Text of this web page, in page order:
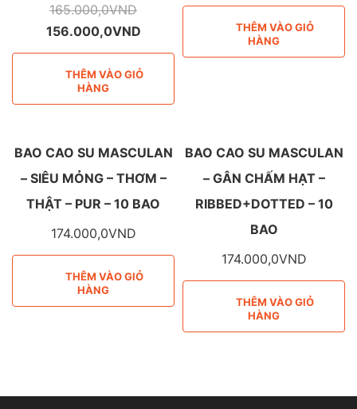
165.000,0VND
156.000,0VND
THÊM VÀO GIỎ
HÀNG
THÊM VÀO GIỎ
HÀNG
BAO CAO SU MASCULAN
– SIÊU MỎNG – THƠM –
THẬT – PUR – 10 BAO
174.000,0VND
THÊM VÀO GIỎ
HÀNG
BAO CAO SU MASCULAN
– GÂN CHẤM HẠT –
RIBBED+DOTTED – 10
BAO
174.000,0VND
THÊM VÀO GIỎ
HÀNG